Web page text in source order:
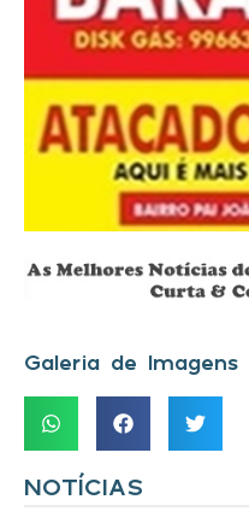
Galeria de Imagens
NOTÍCIAS